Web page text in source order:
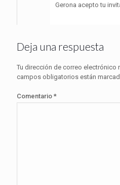
Gerona acepto tu
Deja una respuesta
Tu dirección de correo electrónico
campos obligatorios están
Comentario *